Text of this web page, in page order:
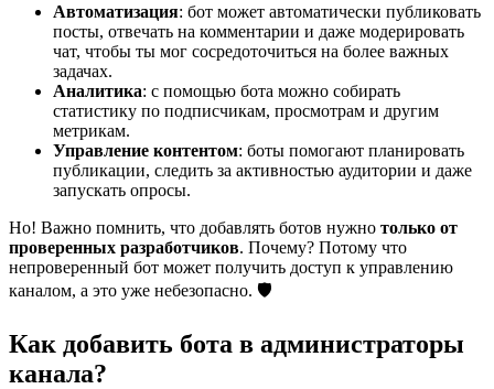
Автоматизация: бот может автоматически публиковать
посты, отвечать на комментарии и даже модерировать
чат, чтобы ты мог сосредоточиться на более важных
задачах.
Аналитика: с помощью бота можно собирать
статистику по подписчикам, просмотрам и другим
метрикам.
Управление контентом: боты помогают планировать
публикации, следить за активностью аудитории и даже
запускать опросы.
Но! Важно помнить, что добавлять ботов нужно только от
проверенных разработчиков. Почему? Потому что
непроверенный бот может получить доступ к управлению
каналом, а это уже небезопасно. 🛡️
Как добавить бота в администраторы
канала?